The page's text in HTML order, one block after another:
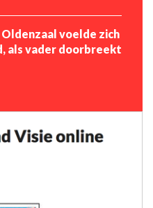
voelde zich
als vader doorbreekt